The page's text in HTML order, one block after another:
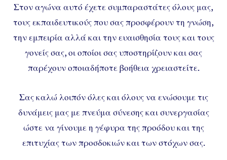
Στον αγώνα αυτό έχετε συμπαραστάτες όλους μας,
τους εκπαιδευτικούς που σας προσφέρουν τη γνώση,
την εμπειρία αλλά και την ευαισθησία τους και τους
γονείς σας, οι οποίοι σας υποστηρίζουν και σας
παρέχουν οποιαδήποτε βοήθεια χρειαστείτε.
Σας καλώ λοιπόν όλες και όλους να ενώσουμε τις
δυνάμεις μας με πνεύμα σύνεσης και συνεργασίας
ώστε να γίνουμε η γέφυρα της προόδου και της
επιτυχίας των προσδοκιών και των στόχων σας.